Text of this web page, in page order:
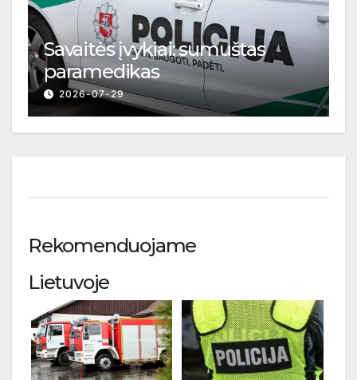
Savaitės įvykiai: sumuštas
paramedikas
2026-07-29
Rekomenduojame
Lietuvoje